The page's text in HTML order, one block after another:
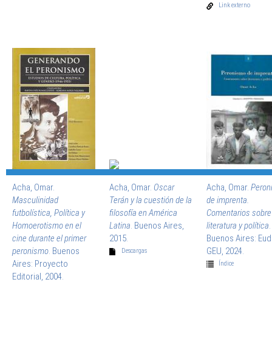
Link externo
Acha, Omar.
Masculinidad
futbolística, Política y
Homoerotismo en el
cine durante el primer
peronismo. Buenos
Aires: Proyecto
Editorial, 2004.
Acha, Omar. Oscar
Terán y la cuestión de la
filosofía en América
Latina. Buenos Aires,
2015.
Descargas
Acha, Omar.
de imprenta.
Comentarios sobre
literatura y política.
Buenos Aires:
GEU, 2024.
Índice